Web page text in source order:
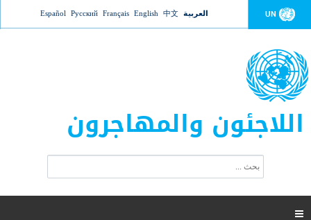
Jump to navigation UN العربية 中文
English
Français
Русский
Español
اللاجئون والمهاجرون
ت
ب
